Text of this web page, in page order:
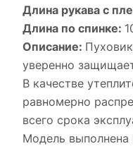
Длина рукава с
Длина по спинке:
Описание:
уверенно
В качестве
равномерно
всего срока
Модель выполнена